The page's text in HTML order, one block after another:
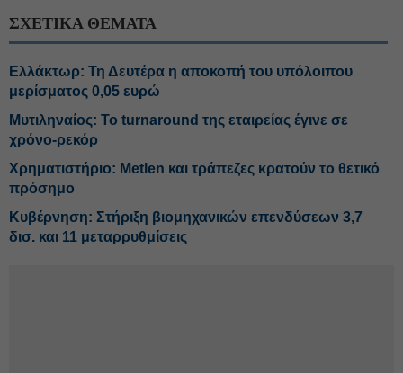
ΣΧΕΤΙΚΑ ΘΕΜΑΤΑ
Ελλάκτωρ: Τη Δευτέρα η αποκοπή του υπόλοιπου
μερίσματος 0,05 ευρώ
Μυτιληναίος: Το turnaround της εταιρείας έγινε σε
χρόνο-ρεκόρ
Χρηματιστήριο: Metlen και τράπεζες κρατούν το θετικό
πρόσημο
Κυβέρνηση: Στήριξη βιομηχανικών επενδύσεων 3,7
δισ. και 11 μεταρρυθμίσεις